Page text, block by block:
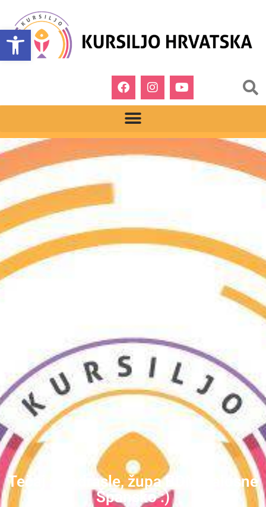
Open toolbar
Tečaj za odrasle, župa BDM Žalosne
Špansko :)